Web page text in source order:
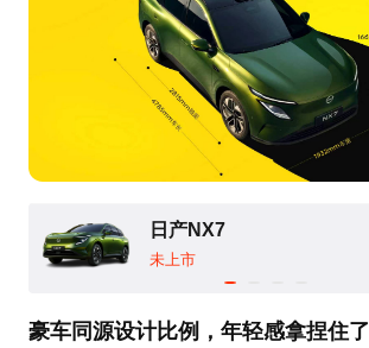
日产NX7
未上市
豪车同源设计比例，年轻感拿捏住了